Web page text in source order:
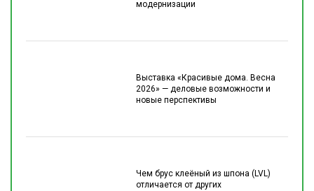
модернизации
Выставка «Красивые дома. Весна
2026» — деловые возможности и
новые перспективы
Чем брус клеёный из шпона (LVL)
отличается от других